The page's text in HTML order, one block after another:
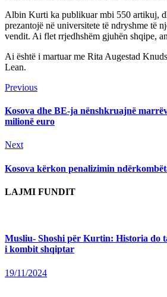
Albin Kurti ka publikuar mbi 550 artikuj,
prezantojë në universitete të ndryshme të
vendit. Ai flet rrjedhshëm gjuhën shqipe,
Ai është i martuar me Rita Augestad
Lean.
Continue
Reading
PreviousPrevious
Kosova dhe BE-ja nënshkruajnë
milionë euro
NextNext
Kosova kërkon penalizimin
LAJMI FUNDIT
Musliu- Shoshi për Kurtin: Historia do
i kombit shqiptar
19/11/2024